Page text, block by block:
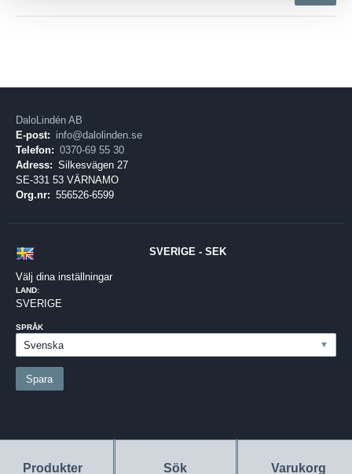
Produkter Sök Varukorg
DaloLindén AB
E-post: info@dalolinden.se
Telefon: 0370-69 55 30
Adress: Silkesvägen 27
SE-331 53 VÄRNAMO
Org.nr: 556526-6599
SVERIGE - SEK
Välj dina inställningar
LAND:
SVERIGE
SPRÅK